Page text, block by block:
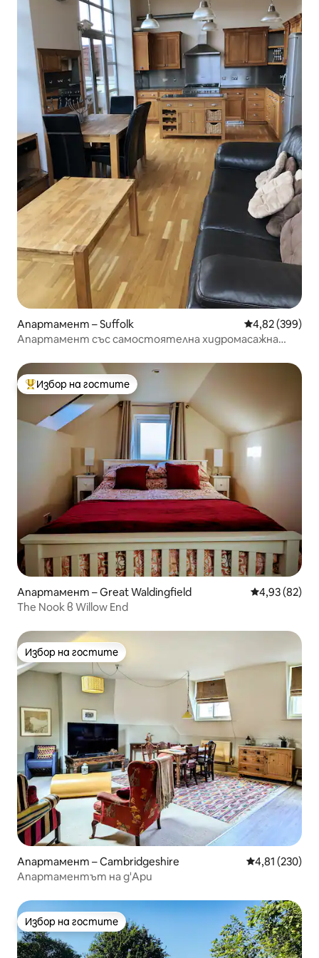
Апартамент – Suffolk Средна
4,82 (399)
Апартамент със самостоятелна хидромасажна
Най-популярен избор на гостите
Избор на гостите
Апартамент – Great Waldingfield Средна
4,93 (82)
The Nook в Willow End
Избор на гостите
Избор на гостите
Апартамент – Cambridgeshire Средна
4,81 (230)
Апартаментът на д'Ари
Избор на гостите
Избор на гостите